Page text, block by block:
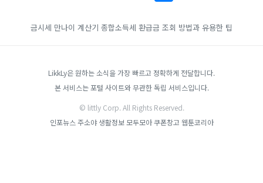
금시세 만나이 계산기 종합소득세 환급금 조회 방법과 유용한 팁
LikkLy은 원하는 소식을 가장 빠르고 정확하게 전달합니다.
본 서비스는 포털 사이트와 무관한 독립 서비스입니다.
© littly Corp. All Rights Reserved.
인포뉴스 주소야 생활정보 모두모아 쿠폰창고 웹툰코리아